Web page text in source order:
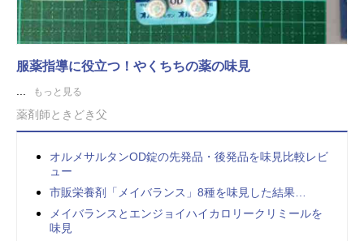
服薬指導に役立つ！やくちちの薬の味見
もっと見る
薬剤師ときどき父
オルメサルタンOD錠の先発品・後発品を味見比較レビ
ュー
市販栄養剤「メイバランス」8種を味見した結果…
メイバランスとエンジョイハイカロリークリミールを
味見